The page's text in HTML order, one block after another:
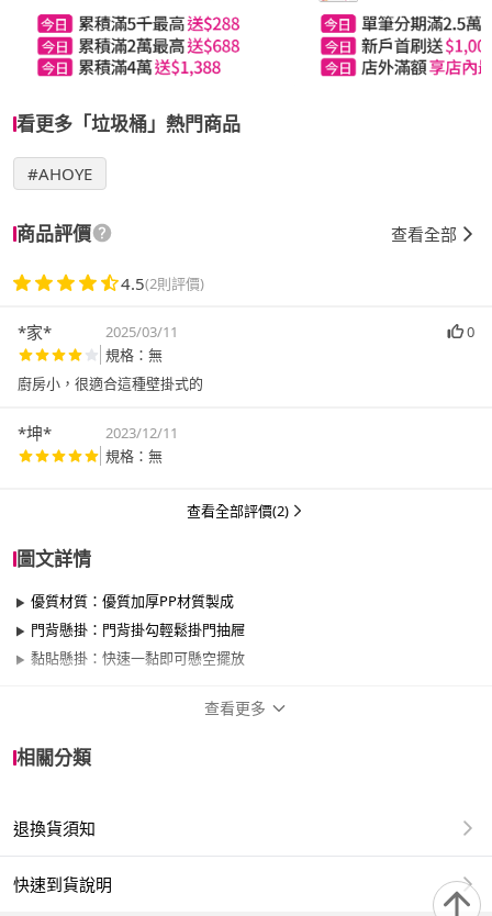
看更多「垃圾桶」熱門商品
#AHOYE
商品評價 查看全部
4.5(2則評價)
*家* 2025/03/11
0
規格：無
*坤*
2023/12/11
規格：無
查看全部評價(2)
圖文詳情
優質材質：優質加厚PP材質製成
門背懸掛：門背掛勾輕鬆掛門抽屜
黏貼懸掛：快速一黏即可懸空擺放
類型
容量
查看更多
相關分類
退換貨須知
快速到貨說明